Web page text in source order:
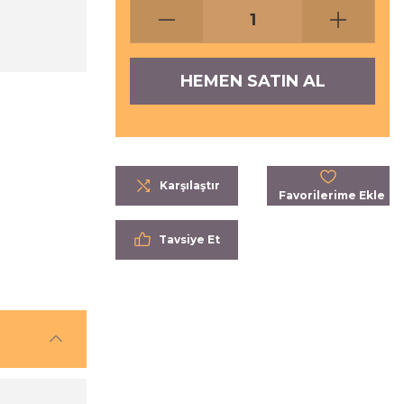
HEMEN SATIN AL
Karşılaştır
Tavsiye Et